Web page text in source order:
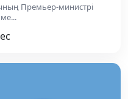
Премьер-министрі